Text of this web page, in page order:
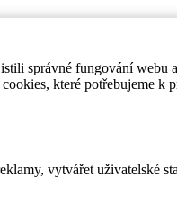
správné fungování
které potřebujeme
vytvářet uživatelské